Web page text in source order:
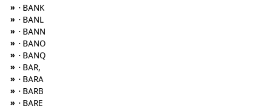
» · BANK
» · BANL
» · BANN
» · BANO
» · BANQ
» · BAR,
» · BARA
» · BARB
» · BARE